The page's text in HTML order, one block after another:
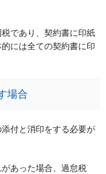
であり、契約書に印紙
には全ての契約書に印
場合
付と消印をする必要が
あった場合、過怠税